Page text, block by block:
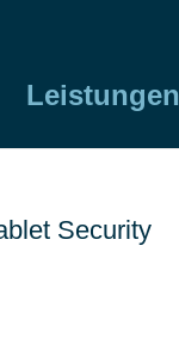
Leistungen
Security